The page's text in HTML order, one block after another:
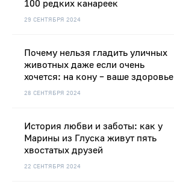
29 СЕНТЯБРЯ 2024
100 редких канареек
28 СЕНТЯБРЯ 2024
Почему нельзя гладить уличных
животных даже если очень
хочется: на кону – ваше здоровье
22 СЕНТЯБРЯ 2024
История любви и заботы: как у
Марины из Глуска живут пять
хвостатых друзей